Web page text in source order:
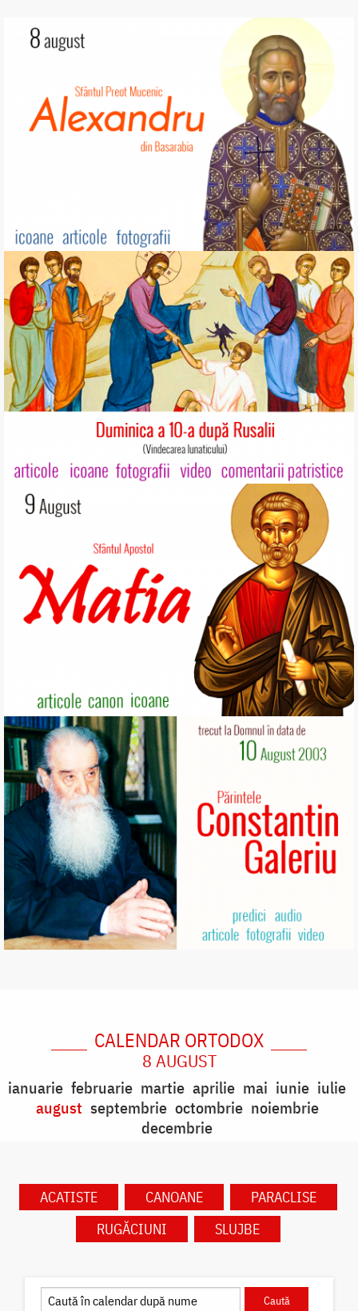
CALENDAR ORTODOX
8 AUGUST
ianuarie februarie martie aprilie mai iunie iulie
august septembrie octombrie noiembrie
decembrie
ACATISTE CANOANE
PARACLISE
RUGĂCIUNI
SLUJBE